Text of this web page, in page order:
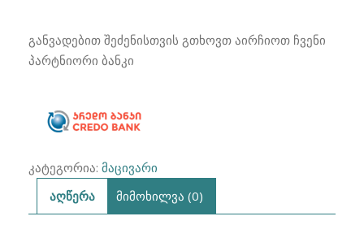
SRFG8063NB-
DSP
განვადებით შეძენისთვის გთხოვთ აირჩიოთ ჩვენი
პარტნიორი ბანკი
კატეგორია: მაცივარი
აღწერა
მიმოხილვა (0)